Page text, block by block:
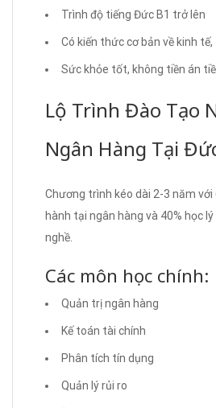
Trình độ tiếng Đức B1 trở lên
Có kiến thức cơ bản về kinh
Sức khỏe tốt, không tiền án
Lộ Trình Đào Tạo
Ngân Hàng Tại
Chương trình kéo dài 2-3 năm
hành tại ngân hàng và 40% học
nghề.
Các môn học chính:
Quản trị ngân hàng
Kế toán tài chính
Phân tích tín dụng
Quản lý rủi ro